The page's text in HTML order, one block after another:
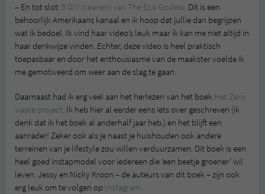
– En tot slot: 5 DIY cleaners van The Eco Godess. Dit is een
behoorlijk Amerikaans kanaal en ik hoop dat jullie dan begrijpen
wat ik bedoel. Ik vind haar video’s leuk maar ik kan me niet altijd in
haar denkwijze vinden. Echter, deze video is heel praktisch
toepasbaar en door het enthousiasme van de maakster voelde ik
me gemotiveerd om weer aan de slag te gaan.
Daarnaast had ik erg veel aan het herlezen van het boek Het Zero
waste project. Ik heb hier al eerder eens iets over geschreven (ik
denk dat ik het boek al anderhalf jaar heb,) en het blijft een
aanrader! Zeker ook als je naast je huishouden ook andere
terreinen van je lifestyle zou willen verduurzamen. Dit boek is een
heel goed instapmodel voor iedereen die ‘een beetje groener’ wil
leven. Jessy en Nicky Kroon – de auteurs van dit boek – zijn ook
erg leuk om te volgen op Instagram.